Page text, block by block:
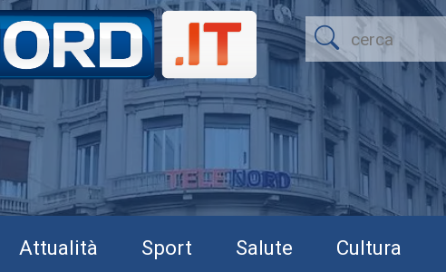
Attualità Sport Salute Cultura